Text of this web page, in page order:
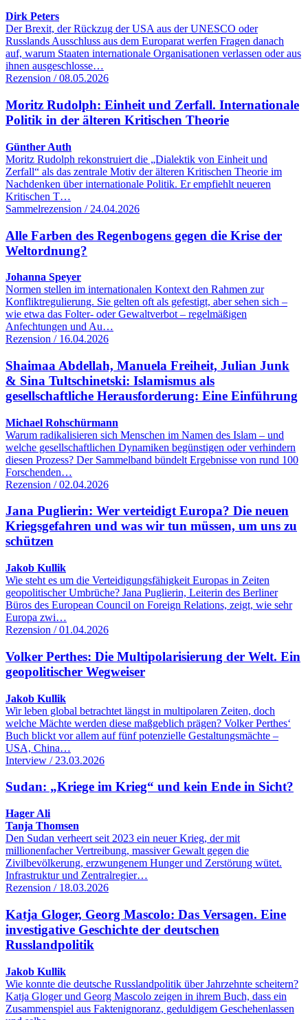
Dirk Peters
Der Brexit, der Rückzug der USA aus der UNESCO oder
Russlands Ausschluss aus dem Europarat werfen Fragen danach
auf, warum Staaten internationale Organisationen verlassen oder aus
ihnen ausgeschlosse…
Rezension / 08.05.2026
Moritz Rudolph: Einheit und Zerfall. Internationale
Politik in der älteren Kritischen Theorie
Günther Auth
Moritz Rudolph rekonstruiert die „Dialektik von Einheit und
Zerfall“ als das zentrale Motiv der älteren Kritischen Theorie im
Nachdenken über internationale Politik. Er empfiehlt neueren
Kritischen T…
Sammelrezension / 24.04.2026
Alle Farben des Regenbogens gegen die Krise der
Weltordnung?
Johanna Speyer
Normen stellen im internationalen Kontext den Rahmen zur
Konfliktregulierung. Sie gelten oft als gefestigt, aber sehen sich –
wie etwa das Folter- oder Gewaltverbot – regelmäßigen
Anfechtungen und Au…
Rezension / 16.04.2026
Shaimaa Abdellah, Manuela Freiheit, Julian Junk
& Sina Tultschinetski: Islamismus als
gesellschaftliche Herausforderung: Eine Einführung
Michael Rohschürmann
Warum radikalisieren sich Menschen im Namen des Islam – und
welche gesellschaftlichen Dynamiken begünstigen oder verhindern
diesen Prozess? Der Sammelband bündelt Ergebnisse von rund 100
Forschenden…
Rezension / 02.04.2026
Jana Puglierin: Wer verteidigt Europa? Die neuen
Kriegsgefahren und was wir tun müssen, um uns zu
schützen
Jakob Kullik
Wie steht es um die Verteidigungsfähigkeit Europas in Zeiten
geopolitischer Umbrüche? Jana Puglierin, Leiterin des Berliner
Büros des European Council on Foreign Relations, zeigt, wie sehr
Europa zwi…
Rezension / 01.04.2026
Volker Perthes: Die Multipolarisierung der Welt. Ein
geopolitischer Wegweiser
Jakob Kullik
Wir leben global betrachtet längst in multipolaren Zeiten, doch
welche Mächte werden diese maßgeblich prägen? Volker Perthes‘
Buch blickt vor allem auf fünf potenzielle Gestaltungsmächte –
USA, China…
Interview / 23.03.2026
Sudan: „Kriege im Krieg“ und kein Ende in Sicht?
Hager Ali
Tanja Thomsen
Den Sudan verheert seit 2023 ein neuer Krieg, der mit
millionenfacher Vertreibung, massiver Gewalt gegen die
Zivilbevölkerung, erzwungenem Hunger und Zerstörung wütet.
Infrastruktur und Zentralregier…
Rezension / 18.03.2026
Katja Gloger, Georg Mascolo: Das Versagen. Eine
investigative Geschichte der deutschen
Russlandpolitik
Jakob Kullik
Wie konnte die deutsche Russlandpolitik über Jahrzehnte scheitern?
Katja Gloger und Georg Mascolo zeigen in ihrem Buch, dass ein
Zusammenspiel aus Faktenignoranz, geduldigem Geschehenlassen